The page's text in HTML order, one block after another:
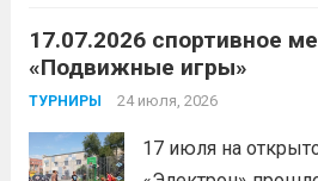
заняла 1 место на
результатом
спортсменку
дальше
17.07.2026 спортивное
«Подвижные игры»
ТУРНИРЫ 24 июля, 2026
17 июля на